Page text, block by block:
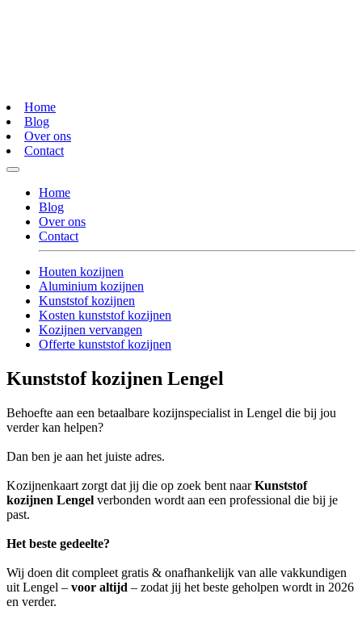
Home
Blog
Over ons
Contact
Home
Blog
Over ons
Contact
Houten kozijnen
Aluminium kozijnen
Kunststof kozijnen
Kosten kunststof kozijnen
Kozijnen vervangen
Offerte kunststof kozijnen
Kunststof kozijnen Lengel
Behoefte aan een betaalbare kozijnspecialist in Lengel die bij jou
verder kan helpen?
Dan ben je aan het juiste adres.
Kozijnenkaart zorgt dat jij die op zoek bent naarKunststof
kozijnen Lengel verbonden wordt aan een professional die bij je
past.
Het beste gedeelte?
Wij doen dit compleet gratis & onafhankelijk van alle vakkundigen
uit Lengel – voor altijd – zodat jij het beste geholpen wordt in 2026
en verder.